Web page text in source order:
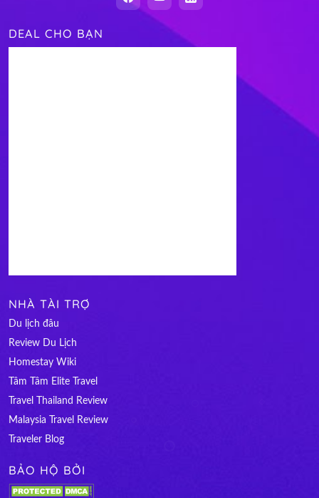
DEAL CHO BẠN
NHÀ TÀI TRỢ
Du lịch đâu
Review Du Lịch
Homestay Wiki
Tâm Tâm Elite Travel
Travel Thailand Review
Malaysia Travel Review
Traveler Blog
BẢO HỘ BỞI